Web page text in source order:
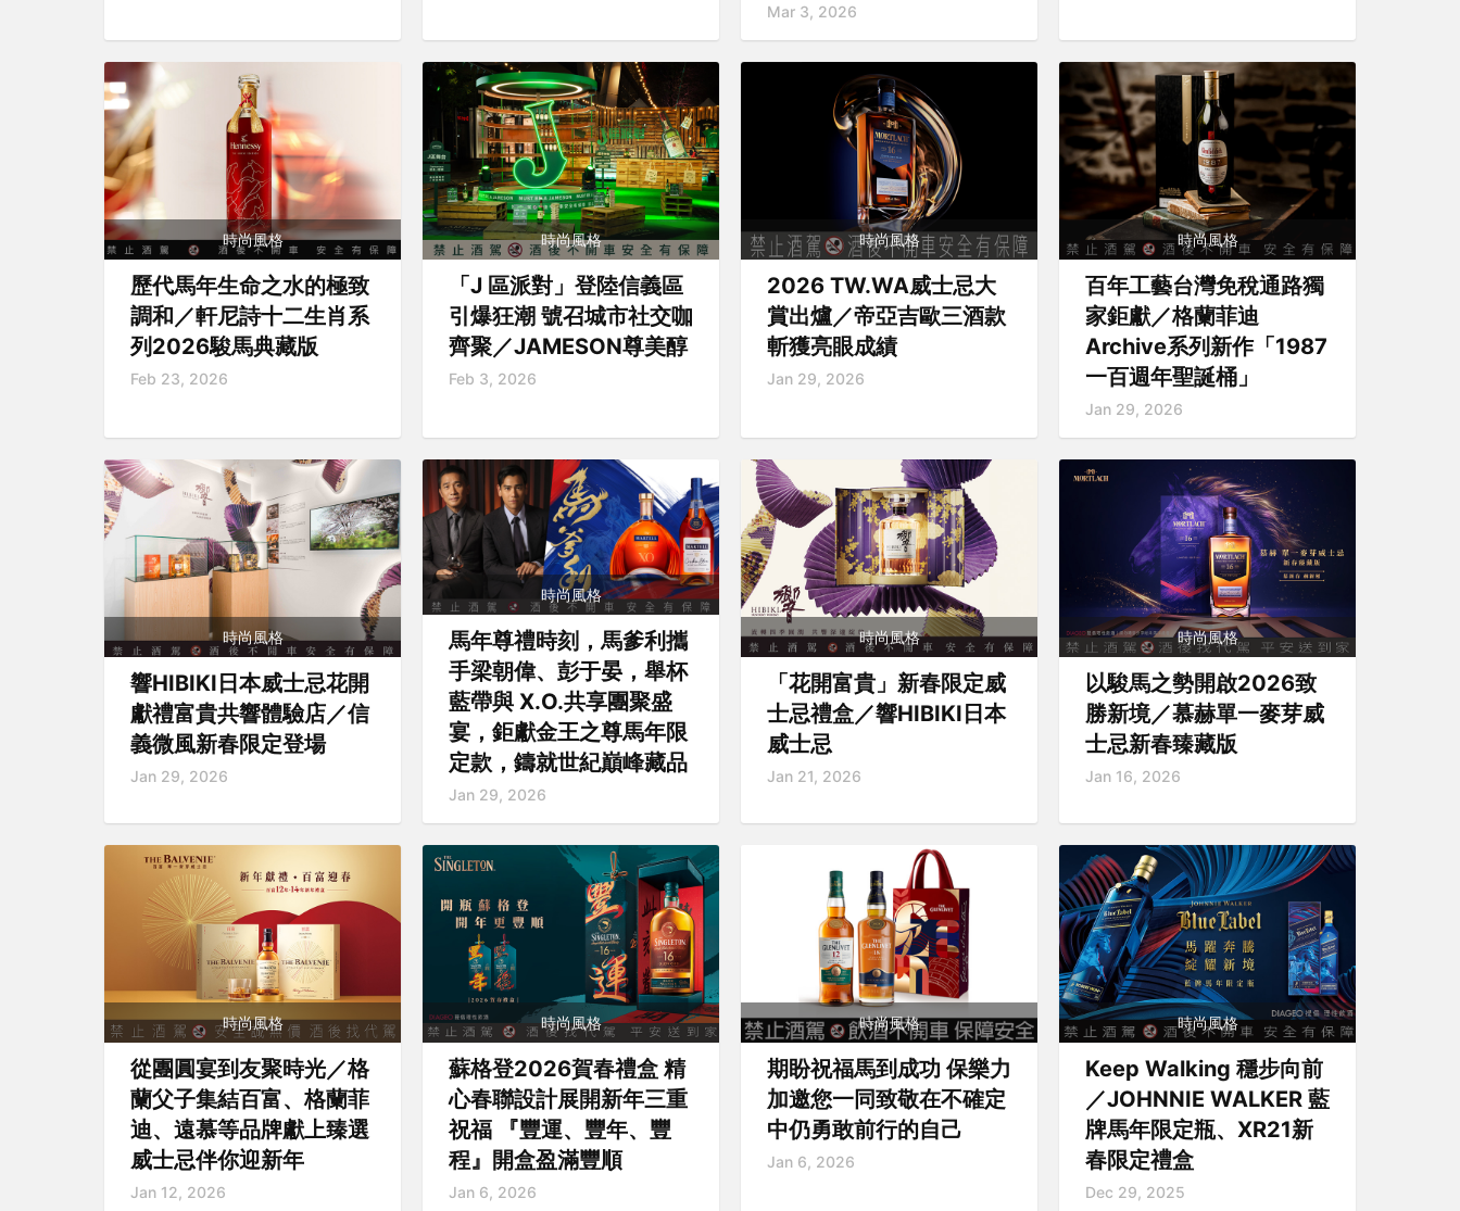
Mar 3, 2026
時尚風格
歷代馬年生命之水的極致
調和／軒尼詩十二生肖系
列2026駿馬典藏版
Feb 23, 2026
時尚風格
「J 區派對」登陸信義區
引爆狂潮 號召城市社交咖
齊聚／JAMESON尊美醇
Feb 3, 2026
時尚風格
2026 TW.WA威士忌大
賞出爐／帝亞吉歐三酒款
斬獲亮眼成績
Jan 29, 2026
時尚風格
百年工藝台灣免稅通路獨
家鉅獻／格蘭菲迪
Archive系列新作「1987
一百週年聖誕桶」
Jan 29, 2026
時尚風格
響HIBIKI日本威士忌花開
獻禮富貴共響體驗店／信
義微風新春限定登場
Jan 29, 2026
時尚風格
馬年尊禮時刻，馬爹利攜
手梁朝偉、彭于晏，舉杯
藍帶與 X.O.共享團聚盛
宴，鉅獻金王之尊馬年限
定款，鑄就世紀巔峰藏品
Jan 29, 2026
時尚風格
「花開富貴」新春限定威
士忌禮盒／響HIBIKI日本
威士忌
Jan 21, 2026
時尚風格
以駿馬之勢開啟2026致
勝新境／慕赫單一麥芽威
士忌新春臻藏版
Jan 16, 2026
時尚風格
從團圓宴到友聚時光／格
蘭父子集結百富、格蘭菲
迪、遠慕等品牌獻上臻選
威士忌伴你迎新年
Jan 12, 2026
時尚風格
蘇格登2026賀春禮盒 精
心春聯設計展開新年三重
祝福 『豐運、豐年、豐
程』開盒盈滿豐順
Jan 6, 2026
時尚風格
期盼祝福馬到成功 保樂力
加邀您一同致敬在不確定
中仍勇敢前行的自己
Jan 6, 2026
時尚風格
Keep Walking 穩步向前
／JOHNNIE WALKER 藍
牌馬年限定瓶、XR21新
春限定禮盒
Dec 29, 2025